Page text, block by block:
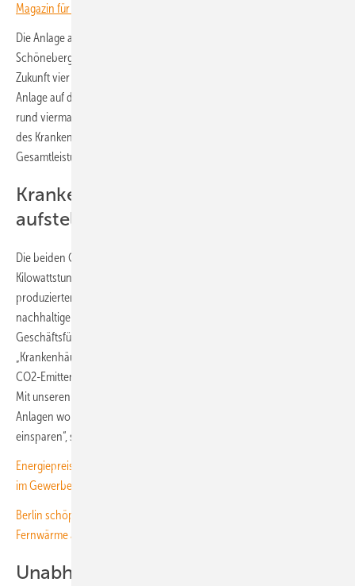
Magazin für erneuerbare Energien in Deutschland!
Die Anlage auf dem Dach des Auguste-Viktoria-Klinikums in
Schöneberg ist bereits fertiggestellt und am Netz. Hier liefern in
Zukunft vier Modulfelder auf zwei Gebäuden 162 Kilowatt Leistung. Die
Anlage auf den Dächern des Humboldt-Klinikums in Reinickendorf ist
rund viermal größer. Das Sonnenkraftwerk entstand auf drei Dächern
des Krankenhauskomplexes. Die installierten Module erreichen eine
Gesamtleistung von 750 Kilowatt.
Krankenhäuser klimaneutral
aufstellen
Die beiden Generatoren werden jedes Jahr rund 775.000
Kilowattstunden sauberen Sonnenstrom liefern. „Mit dem selbst
produzierten Sonnenstrom wird unsere Energieversorgung
nachhaltiger und resilienter“, betont Adelheid Jakobs-Schäfer,
Geschäftsführerin für Bau, Infrastruktur und Service von Vivantes.
„Krankenhäuser gehören zu den größten Energieverbrauchern und
CO2-Emittenten. Umso wichtiger ist die Reduktion dieses Klimagases.
Mit unseren bereits bestehenden und noch im Bau befindlichen
Anlagen wollen wir künftig jährlich 340.000 Kilogramm CO2
einsparen“, stellt sie in Aussicht.
Energiepreisbremse vom Flachdach – unser Spezial zur Photovoltaik
im Gewerbe
Berlin schöpft mit 120-MW-Anlage den Überschuss an Grünstrom für
Fernwärme ab
Unabhängigkeit von fossiler Energie